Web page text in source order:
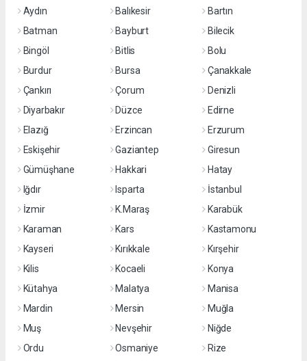
Aydın
Balıkesir
Bartın
Batman
Bayburt
Bilecik
Bingöl
Bitlis
Bolu
Burdur
Bursa
Çanakkale
Çankırı
Çorum
Denizli
Diyarbakır
Düzce
Edirne
Elazığ
Erzincan
Erzurum
Eskişehir
Gaziantep
Giresun
Gümüşhane
Hakkari
Hatay
Iğdır
Isparta
İstanbul
İzmir
K.Maraş
Karabük
Karaman
Kars
Kastamonu
Kayseri
Kırıkkale
Kırşehir
Kilis
Kocaeli
Konya
Kütahya
Malatya
Manisa
Mardin
Mersin
Muğla
Muş
Nevşehir
Niğde
Ordu
Osmaniye
Rize